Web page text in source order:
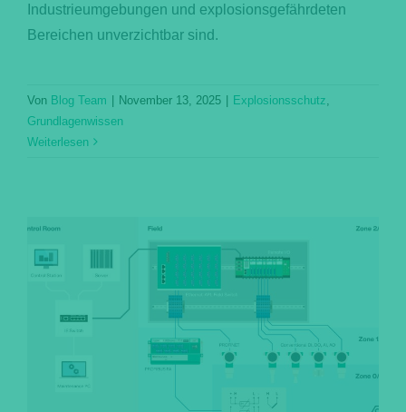
Industrieumgebungen und explosionsgefährdeten
Bereichen unverzichtbar sind.
Von Blog Team November 13, 2025 Explosionsschutz
Grundlagenwissen
Weiterlesen